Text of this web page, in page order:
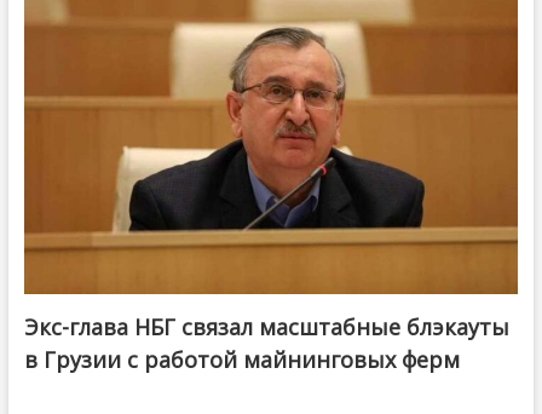
Экс-глава НБГ связал масштабные блэкауты
в Грузии с работой майнинговых ферм